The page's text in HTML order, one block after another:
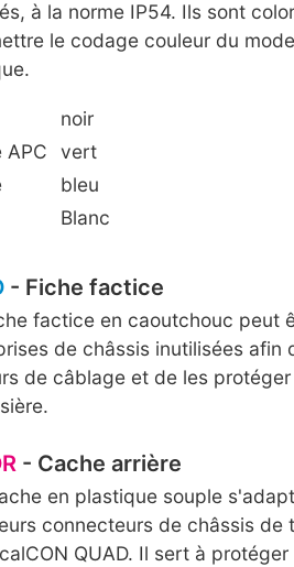
à la norme IP54. Ils sont
le codage couleur du
noir
APC
vert
bleu
Blanc
- Fiche factice
factice en caoutchouc peut
de châssis inutilisées afin
de câblage et de les
- Cache arrière
en plastique souple
connecteurs de châssis de
QUAD. Il sert à